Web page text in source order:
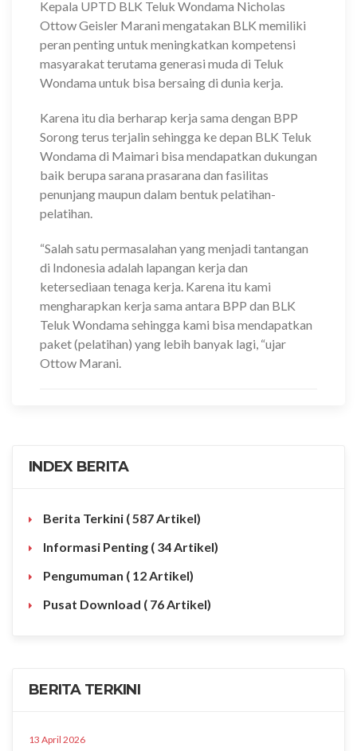
Kepala UPTD BLK Teluk Wondama Nicholas
Ottow Geisler Marani mengatakan BLK memiliki
peran penting untuk meningkatkan kompetensi
masyarakat terutama generasi muda di Teluk
Wondama untuk bisa bersaing di dunia kerja.
Karena itu dia berharap kerja sama dengan BPP
Sorong terus terjalin sehingga ke depan BLK Teluk
Wondama di Maimari bisa mendapatkan dukungan
baik berupa sarana prasarana dan fasilitas
penunjang maupun dalam bentuk pelatihan-
pelatihan.
“Salah satu permasalahan yang menjadi tantangan
di Indonesia adalah lapangan kerja dan
ketersediaan tenaga kerja. Karena itu kami
mengharapkan kerja sama antara BPP dan BLK
Teluk Wondama sehingga kami bisa mendapatkan
paket (pelatihan) yang lebih banyak lagi, “ujar
Ottow Marani.
INDEX BERITA
Berita Terkini ( 587 Artikel)
Informasi Penting ( 34 Artikel)
Pengumuman ( 12 Artikel)
Pusat Download ( 76 Artikel)
BERITA TERKINI
13 April 2026